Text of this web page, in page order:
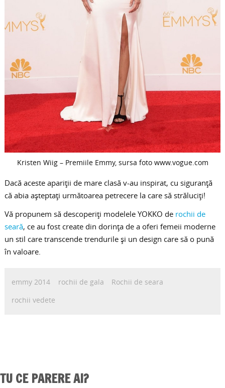
Kristen Wiig – Premiile Emmy, sursa foto www.vogue.com
Dacă aceste apariţii de mare clasă v-au inspirat, cu siguranţă
că abia aşteptaţi următoarea petrecere la care să străluciţi!
Vă propunem să descoperiţi modelele YOKKO de rochii de
seară, ce au fost create din dorinţa de a oferi femeii moderne
un stil care transcende trendurile şi un design care să o pună
în valoare.
emmy 2014 rochii de gala
Rochii de seara
rochii vedete
TU CE PARERE AI?